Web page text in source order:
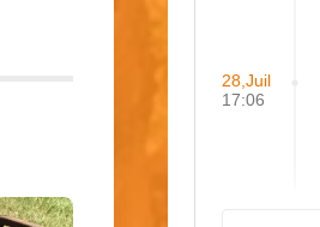
28,Juil
17:06